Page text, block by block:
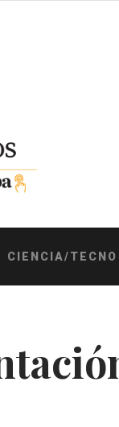
CIENCIA/TECNO